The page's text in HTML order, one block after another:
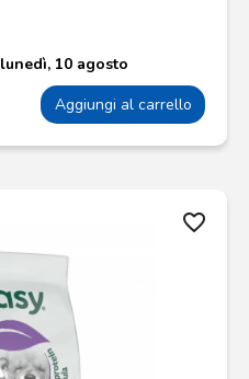
lunedì, 10 agosto
Aggiungi al carrello
favorite_border